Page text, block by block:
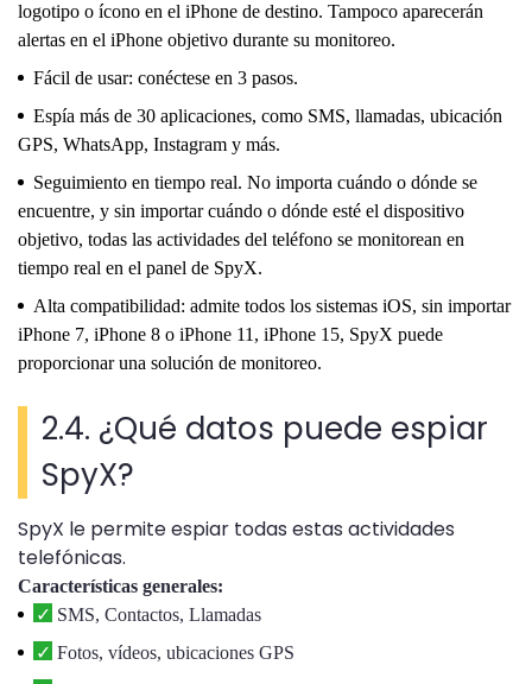
logotipo o ícono en el iPhone de destino. Tampoco aparecerán
alertas en el iPhone objetivo durante su monitoreo.
Fácil de usar: conéctese en 3 pasos.
Espía más de 30 aplicaciones, como SMS, llamadas, ubicación
GPS, WhatsApp, Instagram y más.
Seguimiento en tiempo real. No importa cuándo o dónde se
encuentre, y sin importar cuándo o dónde esté el dispositivo
objetivo, todas las actividades del teléfono se monitorean en
tiempo real en el panel de SpyX.
Alta compatibilidad: admite todos los sistemas iOS, sin importar
iPhone 7, iPhone 8 o iPhone 11, iPhone 15, SpyX puede
proporcionar una solución de monitoreo.
2.4. ¿Qué datos puede espiar
SpyX?
SpyX le permite espiar todas estas actividades
telefónicas.
Características generales:
SMS, Contactos, Llamadas
Fotos, vídeos, ubicaciones GPS